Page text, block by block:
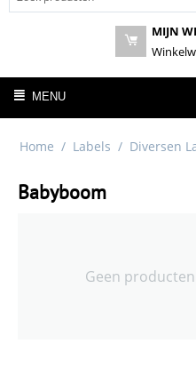
MIJN
MENU
Home / Labels / Diversen
Babyboom
Geen